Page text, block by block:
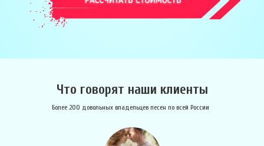
Что говорят наши клиенты
Более 200 довольных владельцев песен по всей России